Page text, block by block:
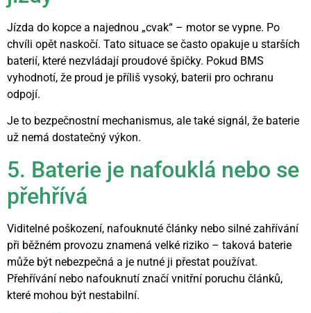
Jízda do kopce a najednou „cvak“ – motor se vypne. Po
chvíli opět naskočí. Tato situace se často opakuje u starších
baterií, které nezvládají proudové špičky. Pokud BMS
vyhodnotí, že proud je příliš vysoký, baterii pro ochranu
odpojí.
Je to bezpečnostní mechanismus, ale také signál, že baterie
už nemá dostatečný výkon.
5. Baterie je nafouklá nebo se
přehřívá
Viditelné poškození, nafouknuté články nebo silné zahřívání
při běžném provozu znamená velké riziko – taková baterie
může být nebezpečná a je nutné ji přestat používat.
Přehřívání nebo nafouknutí značí vnitřní poruchu článků,
které mohou být nestabilní.